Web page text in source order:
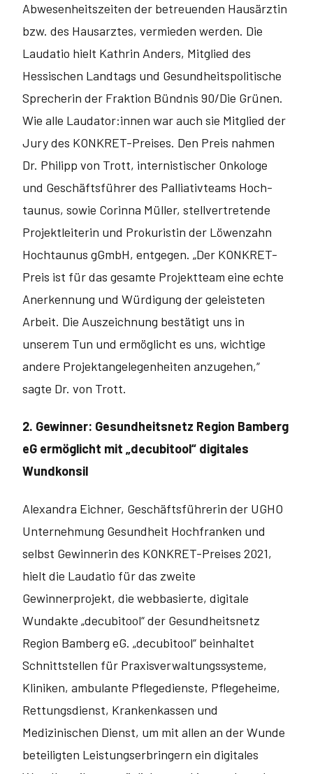
Abwesenheitszeiten der betreuenden Hausärztin
bzw. des Hausarztes, vermieden werden. Die
Laudatio hielt Kathrin Anders, Mitglied des
Hessischen Landtags und Gesundheitspolitische
Sprecherin der Fraktion Bündnis 90/Die Grünen.
Wie alle Laudator:innen war auch sie Mitglied der
Jury des KONKRET-Preises. Den Preis nahmen
Dr. Philipp von Trott, internistischer Onkologe
und Geschäftsführer des Palliativteams Hoch­
taunus, sowie Corinna Müller, stellvertretende
Projektleiterin und Prokuristin der Löwenzahn
Hochtaunus gGmbH, entgegen. „Der KONKRET-
Preis ist für das gesamte Projektteam eine echte
Anerkennung und Würdigung der ge­leisteten
Arbeit. Die Auszeichnung bestätigt uns in
unserem Tun und ermög­licht es uns, wichtige
andere Projektangelegenheiten anzugehen,“
sagte Dr. von Trott.
2. Gewinner: Gesundheitsnetz Region Bamberg
eG ermöglicht mit „decubitool“ digitales
Wundkonsil
Alexandra Eichner, Geschäftsführerin der UGHO
Unternehmung Gesundheit Hochfranken und
selbst Gewinnerin des KONKRET-Preises 2021,
hielt die Laudatio für das zweite
Gewinnerprojekt, die webbasierte, digitale
Wundakte „decubitool“ der Gesundheitsnetz
Region Bamberg eG. „decubitool“ beinhal­tet
Schnittstellen für Praxisverwaltungssysteme,
Kliniken, ambulante Pflege­dienste, Pflegeheime,
Rettungsdienst, Krankenkassen und
Medizinischen Dienst, um mit allen an der Wunde
beteiligten Leistungserbringern ein digita­les